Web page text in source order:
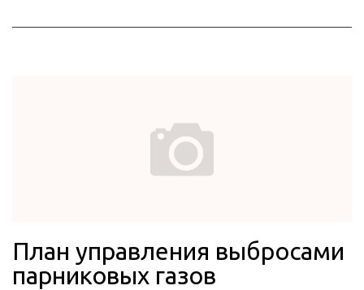
План управления выбросами
парниковых газов